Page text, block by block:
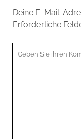
Deine E-Mail-
Erforderliche